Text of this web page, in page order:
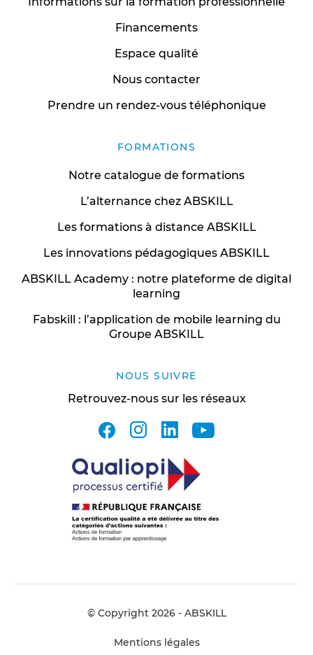
Financements
Espace qualité
Nous contacter
Prendre un rendez-vous téléphonique
FORMATIONS
Notre catalogue de formations
L’alternance chez ABSKILL
Les formations à distance ABSKILL
Les innovations pédagogiques ABSKILL
ABSKILL Academy : notre plateforme de digital
learning
Fabskill : l’application de mobile learning du
Groupe ABSKILL
NOUS SUIVRE
Retrouvez-nous sur les réseaux
facebook instagram linkedin youtube
© Copyright 2026 - ABSKILL
Mentions légales